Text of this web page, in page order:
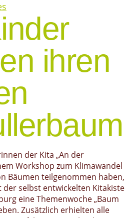
ihren
der Kita „An der
Workshop zum Klimawandel
Bäumen teilgenommen haben,
selbst entwickelten Kitakiste
eine Themenwoche „Baum
Zusätzlich erhielten alle